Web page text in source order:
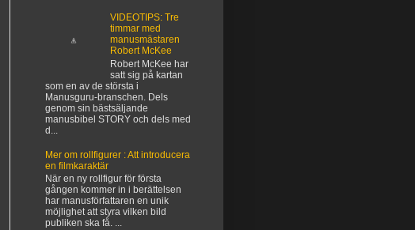
VIDEOTIPS: Tre
timmar med
manusmästaren
Robert McKee
Robert McKee har
satt sig på kartan
som en av de största i
Manusguru-branschen. Dels
genom sin bästsäljande
manusbibel STORY och dels med
d...
Mer om rollfigurer : Att introducera
en filmkaraktär
När en ny rollfigur för första
gången kommer in i berättelsen
har manusförfattaren en unik
möjlighet att styra vilken bild
publiken ska få. ...